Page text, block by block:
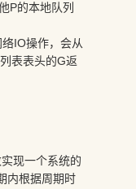
P的本地队列
IO操作，会从
表表头的G返
现一个系统的
内根据周期时